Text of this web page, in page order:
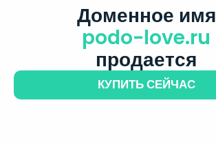
Доменное имя
podo-love.ru
продается
КУПИТЬ СЕЙЧАС